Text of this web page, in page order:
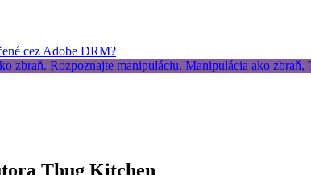
cez Adobe DRM?
Thug Kitchen